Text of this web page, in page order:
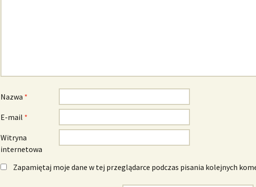
Nazwa *
E-mail *
Witryna
internetowa
Zapamiętaj moje dane w tej przeglądarce podczas pisania kolejnych